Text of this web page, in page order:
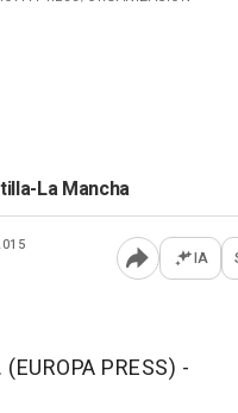
La Mancha
Abrir IA
PRESS) -